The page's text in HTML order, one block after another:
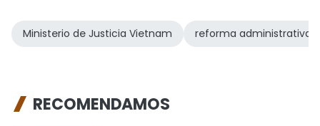
Ministerio de Justicia Vietnam reforma administrativa
RECOMENDAMOS